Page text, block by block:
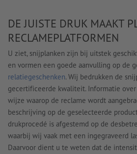
DE JUISTE DRUK MAAKT
RECLAMEPLATFORMEN
U ziet, snijplanken zijn bij uitstek
en vormen een goede aanvulling op de
relatiegeschenken. Wij bedrukken de
gecertificeerde kwaliteit. Informatie
wijze waarop de reclame wordt
beschrijving op de geselecteerde
drukprocedé is afgestemd op de
waarbij wij vaak met een ingegraveerd
Daarvoor dient u te weten dat de